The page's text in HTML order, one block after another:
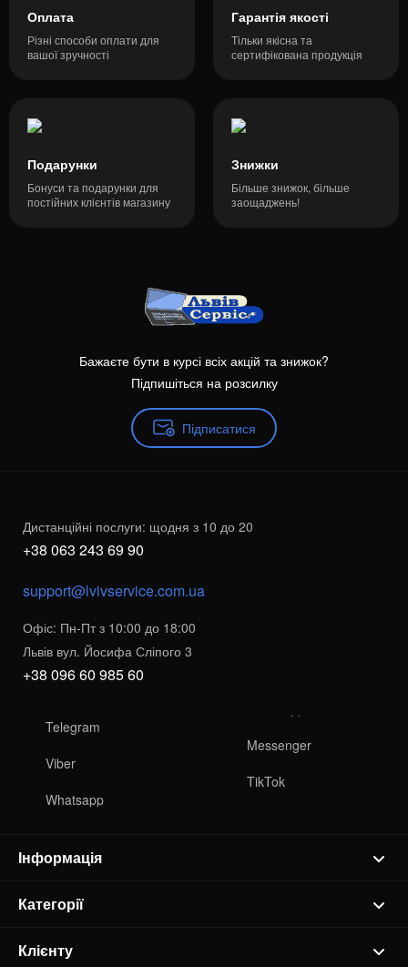
Оплата
Різні способи оплати для
вашої зручності
Гарантія якості
Тільки якісна та
сертифікована продукція
Подарунки
Бонуси та подарунки для
постійних клієнтів магазину
Знижки
Більше знижок, більше
заощаджень!
Бажаєте бути в курсі всіх акцій та знижок?
Підпишіться на розсилку
Підписатися
Дистанційні послуги: щодня з 10 до 20
+38 063 243 69 90
support@lvivservice.com.ua
Офіс: Пн-Пт з 10:00 до 18:00
Львів вул. Йосифа Сліпого 3
+38 096 60 985 60
Telegram
Viber
Whatsapp
Messenger
TikTok
Інформація
Категорії
Клієнту